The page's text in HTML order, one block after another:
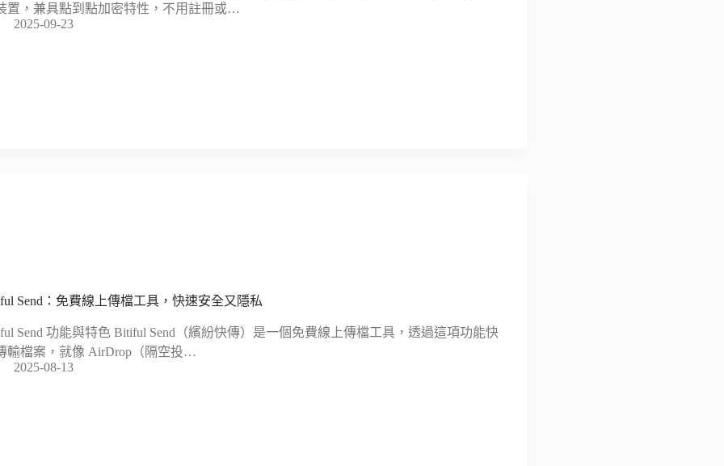
置，兼具點到點加密特性，不用註冊或…
2025-09-23
Send：免費線上傳檔工具，快速安全又隱私
Send 功能與特色 Bitiful Send（繽紛快傳）是一個免費線上傳檔工具，透過這項功能快
輸檔案，就像 AirDrop（隔空投…
2025-08-13